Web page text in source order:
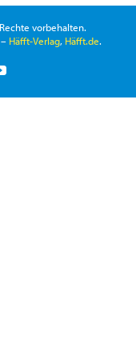
vorbehalten.
– Häfft-Verlag, Häfft.de.
YouTube